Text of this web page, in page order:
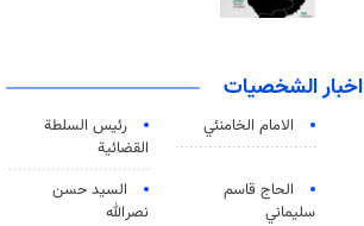
اخبار الشخصيات
الامام الخامنئي
رئیس السلطة
القضائیة
الحاج قاسم
سليماني
السيد حسن
نصرالله